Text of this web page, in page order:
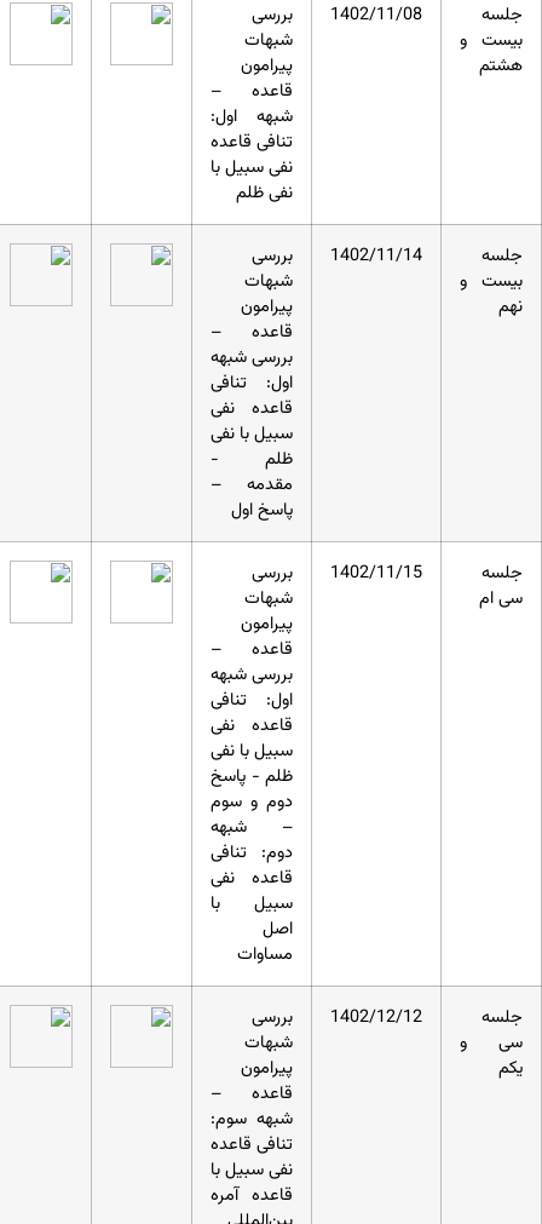
جلسه
بیست و
هشتم
1402/11/08
بررسی
شبهات
پیرامون
قاعده –
شبهه اول:
تنافی قاعده
نفی سبیل با
نفی ظلم
جلسه
بیست و
نهم
1402/11/14
بررسی
شبهات
پیرامون
قاعده –
بررسی شبهه
اول: تنافی
قاعده نفی
سبیل با نفی
ظلم -
مقدمه –
پاسخ اول
جلسه
سی ام
1402/11/15
بررسی
شبهات
پیرامون
قاعده –
بررسی شبهه
اول: تنافی
قاعده نفی
سبیل با نفی
ظلم - پاسخ
دوم و سوم
– شبهه
دوم: تنافی
قاعده نفی
سبیل با
اصل
مساوات
جلسه
سی و
یکم
1402/12/12
بررسی
شبهات
پیرامون
قاعده –
شبهه سوم:
تنافی قاعده
نفی سبیل با
قاعده آمره